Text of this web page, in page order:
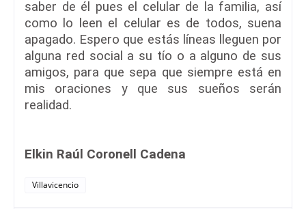
saber de él pues el celular de la familia, así
como lo leen el celular es de todos, suena
apagado. Espero que estás líneas lleguen por
alguna red social a su tío o a alguno de sus
amigos, para que sepa que siempre está en
mis oraciones y que sus sueños serán
realidad.
Elkin Raúl Coronell Cadena
Villavicencio